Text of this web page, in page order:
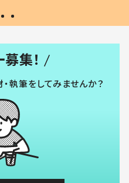
集！
執筆をしてみませんか？